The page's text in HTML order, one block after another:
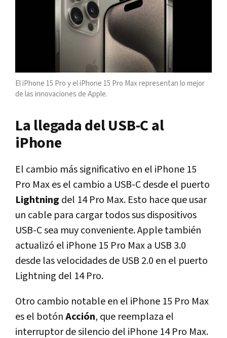
El iPhone 15 Pro y el iPhone 15 Pro Max representan lo mejor
de las innovaciones de Apple.
La llegada del USB-C al
iPhone
El cambio más significativo en el iPhone 15
Pro Max es el cambio a USB-C desde el puerto
Lightning del 14 Pro Max. Esto hace que usar
un cable para cargar todos sus dispositivos
USB-C sea muy conveniente. Apple también
actualizó el iPhone 15 Pro Max a USB 3.0
desde las velocidades de USB 2.0 en el puerto
Lightning del 14 Pro.
Otro cambio notable en el iPhone 15 Pro Max
es el botónAcción, que reemplaza el
interruptor de silencio del iPhone 14 Pro Max.